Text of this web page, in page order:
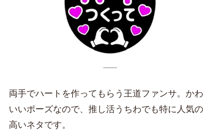
両手でハートを作ってもらう王道ファンサ。かわ
いいポーズなので、推し活うちわでも特に人気の
高いネタです。